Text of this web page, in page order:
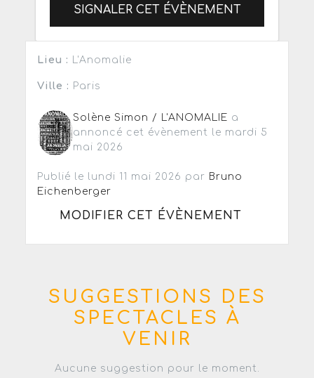
SIGNALER CET ÉVÈNEMENT
Lieu : L'Anomalie
Ville : Paris
Solène Simon / L'ANOMALIE a
annoncé cet évènement le mardi 5
mai 2026
Publié le lundi 11 mai 2026 par Bruno
Eichenberger
MODIFIER CET ÉVÈNEMENT
SUGGESTIONS DES
SPECTACLES À
VENIR
Aucune suggestion pour le moment.